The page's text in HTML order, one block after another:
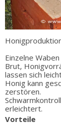
Einzelne
Brut,
lassen sich
Honig kann
zerstören.
erleichtert.
Vorteile